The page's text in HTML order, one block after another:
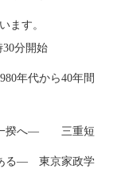
ます。
分開始
年代から40年間
一揆へ― 三重短
る― 東京家政学